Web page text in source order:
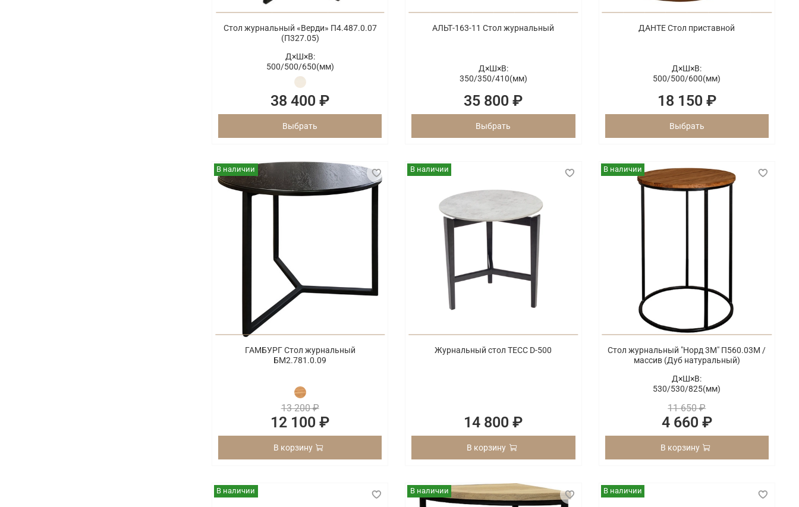
Стол журнальный «Верди» П4.487.0.07
(П327.05)
Д×Ш×В:
500/500/650(мм)
38 400 ₽
Выбрать
АЛЬТ-163-11 Стол журнальный
Д×Ш×В:
350/350/410(мм)
35 800 ₽
Выбрать
ДАНТЕ Стол приставной
Д×Ш×В:
500/500/600(мм)
18 150 ₽
Выбрать
В наличии
ГАМБУРГ Стол журнальный
БМ2.781.0.09
13 200 ₽
12 100 ₽
В корзину
В наличии
Журнальный стол ТЕСС D-500
14 800 ₽
В корзину
В наличии
Стол журнальный "Норд 3М" П560.03М /
массив (Дуб натуральный)
Д×Ш×В:
530/530/825(мм)
11 650 ₽
4 660 ₽
В корзину
В наличии В наличии В наличии